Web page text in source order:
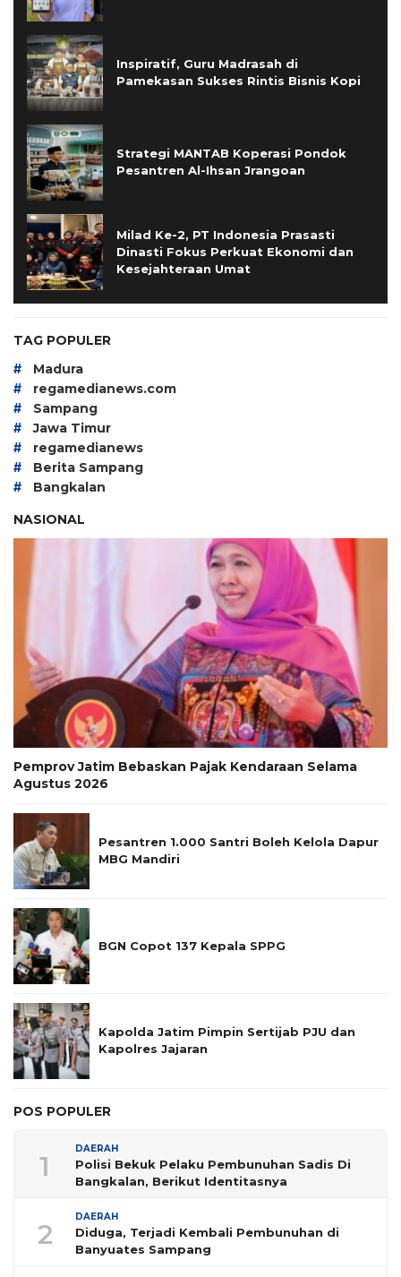
Inspiratif, Guru Madrasah di
Pamekasan Sukses Rintis Bisnis Kopi
Strategi MANTAB Koperasi Pondok
Pesantren Al-Ihsan Jrangoan
Milad Ke-2, PT Indonesia Prasasti
Dinasti Fokus Perkuat Ekonomi dan
Kesejahteraan Umat
TAG POPULER
# Madura
# regamedianews.com
# Sampang
# Jawa Timur
# regamedianews
# Berita Sampang
#
Bangkalan
NASIONAL
Pemprov Jatim Bebaskan Pajak Kendaraan Selama
Agustus 2026
Pesantren 1.000 Santri Boleh Kelola Dapur
MBG Mandiri
BGN Copot 137 Kepala SPPG
Kapolda Jatim Pimpin Sertijab PJU dan
Kapolres Jajaran
POS POPULER
1
DAERAH
Polisi Bekuk Pelaku Pembunuhan Sadis Di
Bangkalan, Berikut Identitasnya
2
DAERAH
Diduga, Terjadi Kembali Pembunuhan di
Banyuates Sampang